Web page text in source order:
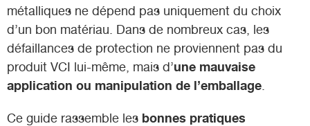
métalliques ne dépend pas uniquement du choix
d’un bon matériau. Dans de nombreux cas, les
défaillances de protection ne proviennent pas du
produit VCI lui-même, mais d’une mauvaise
application ou manipulation de l’emballage
Ce guide rassemble les bonnes pratiques